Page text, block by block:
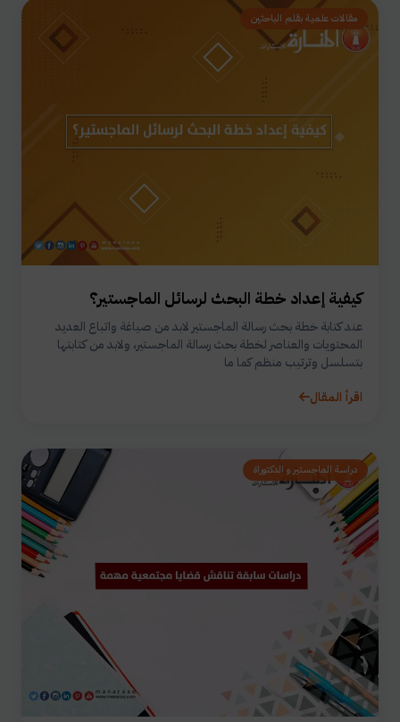
مقالات علمية بقلم الباحثين
كيفية إعداد خطة البحث لرسائل الماجستير؟
عند كتابة خطة بحث رسالة الماجستير لابد من صياغة واتباع العديد
المحتويات والعناصر لخطة بحث رسالة الماجستير، ولابد من كتابتها
بتسلسل وترتيب منظم كما ما
اقرأ المقال
دراسة الماجستير و الدكتوراة